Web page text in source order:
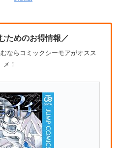
ためのお得情報／
ならコミックシーモアがオスス
メ！